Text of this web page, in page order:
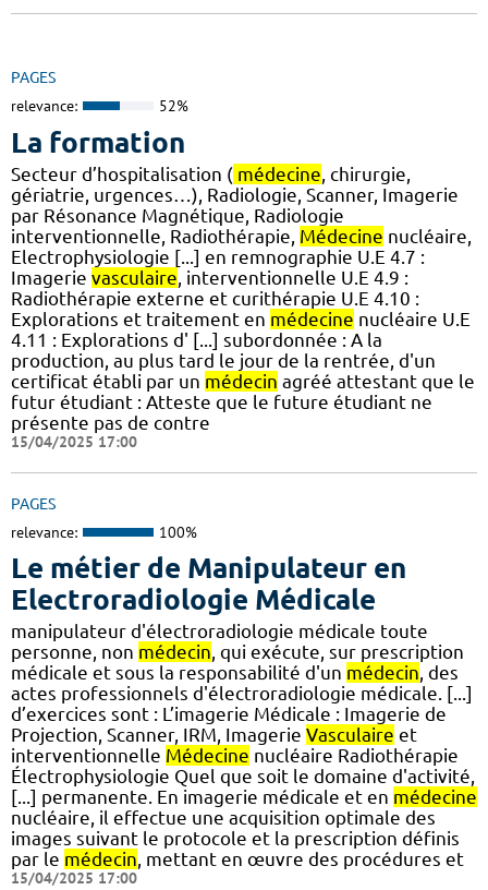
PAGES
relevance: 52%
La formation
Secteur d’hospitalisation ( médecine , chirurgie,
gériatrie, urgences…), Radiologie, Scanner, Imagerie
par Résonance Magnétique, Radiologie
interventionnelle, Radiothérapie, Médecine nucléaire,
Electrophysiologie [...] en remnographie U.E 4.7 :
Imagerie vasculaire , interventionnelle U.E 4.9 :
Radiothérapie externe et curithérapie U.E 4.10 :
Explorations et traitement en médecine nucléaire U.E
4.11 : Explorations d' [...] subordonnée : A la
production, au plus tard le jour de la rentrée, d'un
certificat établi par un médecin agréé attestant que le
futur étudiant : Atteste que le future étudiant ne
présente pas de contre
15/04/2025 17:00
PAGES
relevance: 100%
Le métier de Manipulateur en
Electroradiologie Médicale
manipulateur d'électroradiologie médicale toute
personne, non médecin, qui exécute, sur prescription
médicale et sous la responsabilité d'un médecin, des
actes professionnels d'électroradiologie médicale. [...]
d’exercices sont : L’imagerie Médicale : Imagerie de
Projection, Scanner, IRM, Imagerie Vasculaire et
interventionnelle Médecine nucléaire Radiothérapie
Électrophysiologie Quel que soit le domaine d'activité,
[...] permanente. En imagerie médicale et en médecine
nucléaire, il effectue une acquisition optimale des
images suivant le protocole et la prescription définis
par le médecin, mettant en œuvre des procédures et
15/04/2025 17:00